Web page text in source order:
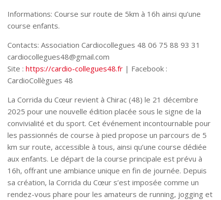
Informations: Course sur route de 5km à 16h ainsi qu’une
course enfants.
Contacts: Association Cardiocollegues 48 06 75 88 93 31
cardiocollegues48@gmail.com
Site : https://cardio-collegues48.fr | Facebook :
CardioCollègues 48
La Corrida du Cœur revient à Chirac (48) le 21 décembre
2025 pour une nouvelle édition placée sous le signe de la
convivialité et du sport. Cet événement incontournable pour
les passionnés de course à pied propose un parcours de 5
km sur route, accessible à tous, ainsi qu’une course dédiée
aux enfants. Le départ de la course principale est prévu à
16h, offrant une ambiance unique en fin de journée. Depuis
sa création, la Corrida du Cœur s’est imposée comme un
rendez-vous phare pour les amateurs de running, jogging et